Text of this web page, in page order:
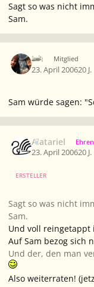
Sagt so was nicht
Sam.
Ich Mitglied
23. April 200620 J.
Sam würde sagen:
Alatariel
23. April 200620 J.
ERSTELLER
Sagt so was nicht
Sam.
Und voll reingetappt
Auf Sam bezog sich
Und der, den man
Also weiterraten!